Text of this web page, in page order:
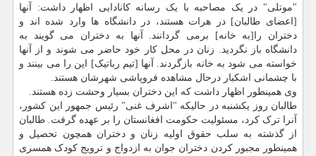
"موتلی" در یک مصاحبه با یک رسانه کانادایی اظهار داشت: آنها
[اعضای طالبان] در هرات هستند، در دانشگاه ها وارد شده اند و
دختران را[به خانه] برمی گردانند. آنها به دختران می گویند به
دانشگاه باز نگردید. زنان در محل کار خود حاضر می شوند و از آنها
خواسته می شود به خانه بازگردند. آنها [تیم رباتیک] این را می بینند و
با چشمانی اشکبار درحال مشاهده فروپاشی شهرشان هستند.
وی همینطور اظهار داشت که این دختران بسیار وحشت زده هستند.
طالبان روز یکشنبه در حالیکه "اشرف غنی" رئیس جمهور این کشور،
آنرا ترک کرد، مسئولیت حکومت افغانستان را بر عهده گرفت. طالبان
از گذشته به سلب حقوق اولیه زنان و دختران همچون تحصیل و
همینطور مجبور کردن دختران جوان به ازدواج و ترویج کودک همسری